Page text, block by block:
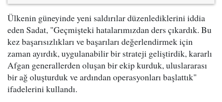
Ülkenin güneyinde yeni saldırılar düzenlediklerini iddia
eden Sadat, "Geçmişteki hatalarımızdan ders çıkardık. Bu
kez başarısızlıkları ve başarıları değerlendirmek için
zaman ayırdık, uygulanabilir bir strateji geliştirdik, kararlı
Afgan generallerden oluşan bir ekip kurduk, uluslararası
bir ağ oluşturduk ve ardından operasyonları başlattık"
ifadelerini kullandı.